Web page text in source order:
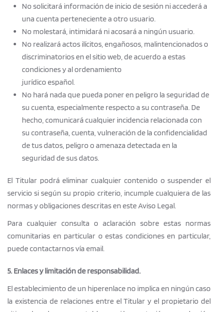
No solicitará información de inicio de sesión ni accederá a
una cuenta perteneciente a otro usuario.
No molestará, intimidará ni acosará a ningún usuario.
No realizará actos ilícitos, engañosos, malintencionados o
discriminatorios en el sitio web, de acuerdo a estas
condiciones y al ordenamiento
jurídico español.
No hará nada que pueda poner en peligro la seguridad de
su cuenta, especialmente respecto a su contraseña. De
hecho, comunicará cualquier incidencia relacionada con
su contraseña, cuenta, vulneración de la confidencialidad
de tus datos, peligro o amenaza detectada en la
seguridad de sus datos.
El Titular podrá eliminar cualquier contenido o suspender el
servicio si según su propio criterio, incumple cualquiera de las
normas y obligaciones descritas en este Aviso Legal.
Para cualquier consulta o aclaración sobre estas normas
comunitarias en particular o estas condiciones en particular,
puede contactarnos vía email.
5. Enlaces y limitación de responsabilidad.
El establecimiento de un hiperenlace no implica en ningún caso
la existencia de relaciones entre el Titular y el propietario del